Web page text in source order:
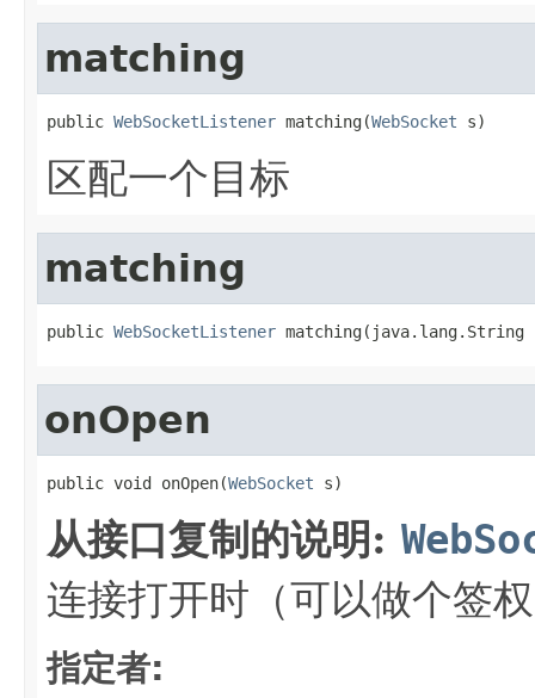
matching
public WebSocketListener matching(WebSocket s)
区配一个目标
matching
public WebSocketListener matching(java.lang.String
onOpen
public void onOpen(WebSocket s)
从接口复制的说明:
连接打开时（可以做个签
指定者: